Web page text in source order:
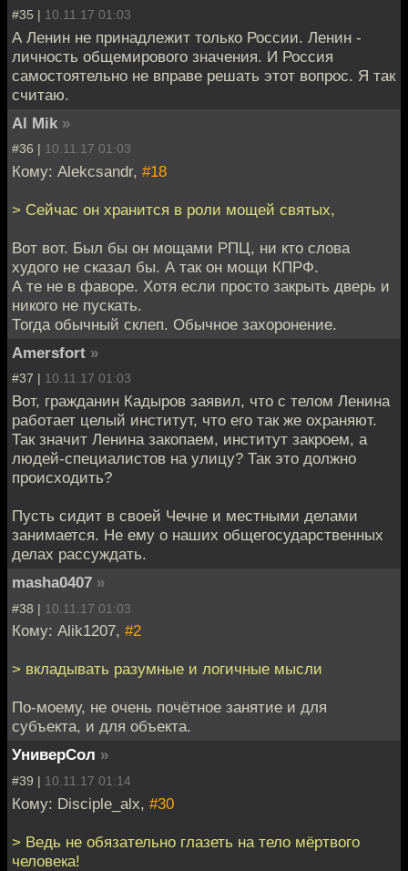
#35 | 10.11.17 01:03
А Ленин не принадлежит только России. Ленин -
личность общемирового значения. И Россия
самостоятельно не вправе решать этот вопрос. Я так
считаю.
Al Mik »
#36 | 10.11.17 01:03
Кому: Alekcsandr, #18
> Сейчас он хранится в роли мощей святых,
Вот вот. Был бы он мощами РПЦ, ни кто слова
худого не сказал бы. А так он мощи КПРФ.
А те не в фаворе. Хотя если просто закрыть дверь и
никого не пускать.
Тогда обычный склеп. Обычное захоронение.
Amersfort »
#37 | 10.11.17 01:03
Вот, гражданин Кадыров заявил, что с телом Ленина
работает целый институт, что его так же охраняют.
Так значит Ленина закопаем, институт закроем, а
людей-специалистов на улицу? Так это должно
происходить?
Пусть сидит в своей Чечне и местными делами
занимается. Не ему о наших общегосударственных
делах рассуждать.
masha0407 »
#38 | 10.11.17 01:03
Кому: Alik1207, #2
> вкладывать разумные и логичные мысли
По-моему, не очень почётное занятие и для
субъекта, и для объекта.
УниверСол »
#39 | 10.11.17 01:14
Кому: Disciple_alx, #30
> Ведь не обязательно глазеть на тело мёртвого
человека!